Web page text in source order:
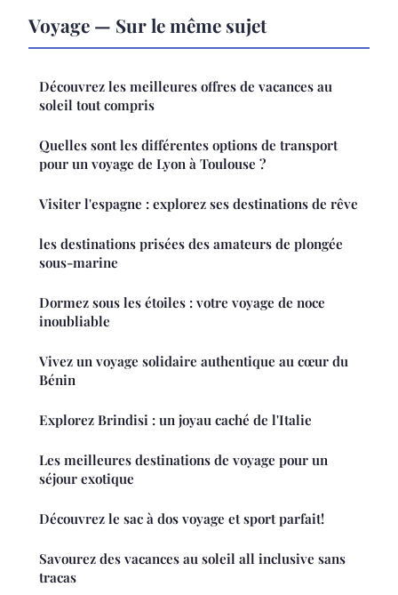
Voyage — Sur le même sujet
Découvrez les meilleures offres de vacances au
soleil tout compris
Quelles sont les différentes options de transport
pour un voyage de Lyon à Toulouse ?
Visiter l'espagne : explorez ses destinations de rêve
les destinations prisées des amateurs de plongée
sous-marine
Dormez sous les étoiles : votre voyage de noce
inoubliable
Vivez un voyage solidaire authentique au cœur du
Bénin
Explorez Brindisi : un joyau caché de l'Italie
Les meilleures destinations de voyage pour un
séjour exotique
Découvrez le sac à dos voyage et sport parfait!
Savourez des vacances au soleil all inclusive sans
tracas